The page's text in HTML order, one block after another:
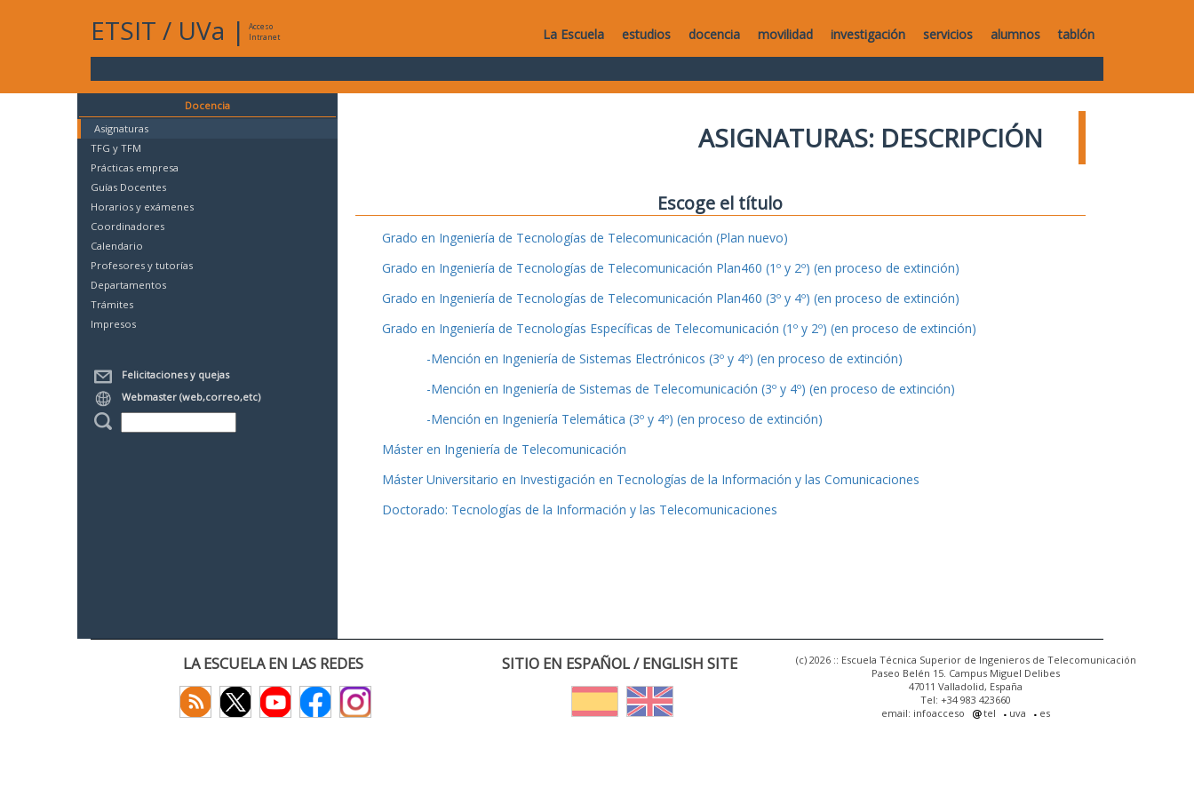
ETSIT / UVa |
Acceso
Intranet
La Escuela estudios docencia movilidad investigación servicios alumnos tablón
Docencia
Asignaturas
TFG y TFM
Prácticas empresa
Guías Docentes
Horarios y exámenes
Coordinadores
Calendario
Profesores y tutorías
Departamentos
Trámites
Impresos
Felicitaciones y quejas
Webmaster (web,correo,etc)
ASIGNATURAS: DESCRIPCIÓN
Escoge el título
Grado en Ingeniería de Tecnologías de Telecomunicación (Plan nuevo)
Grado en Ingeniería de Tecnologías de Telecomunicación Plan460 (1º y 2º) (en proceso de extinción)
Grado en Ingeniería de Tecnologías de Telecomunicación Plan460 (3º y 4º) (en proceso de extinción)
Grado en Ingeniería de Tecnologías Específicas de Telecomunicación (1º y 2º) (en proceso de extinción)
-Mención en Ingeniería de Sistemas Electrónicos (3º y 4º) (en proceso de extinción)
-Mención en Ingeniería de Sistemas de Telecomunicación (3º y 4º) (en proceso de extinción)
-Mención en Ingeniería Telemática (3º y 4º) (en proceso de extinción)
Máster en Ingeniería de Telecomunicación
Máster Universitario en Investigación en Tecnologías de la Información y las Comunicaciones
Doctorado: Tecnologías de la Información y las Telecomunicaciones
LA ESCUELA EN LAS REDES SITIO EN ESPAÑOL / ENGLISH SITE
(c) 2026 :: Escuela Técnica Superior de Ingenieros de Telecomunicación
Paseo Belén 15. Campus Miguel Delibes
47011 Valladolid, España
Tel: +34 983 423660
email: infoacceso
tel uva es